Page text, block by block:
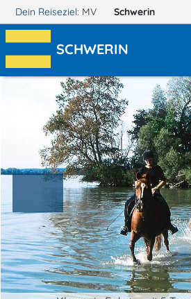
Dein Reiseziel: MV Schwerin
SCHWERIN